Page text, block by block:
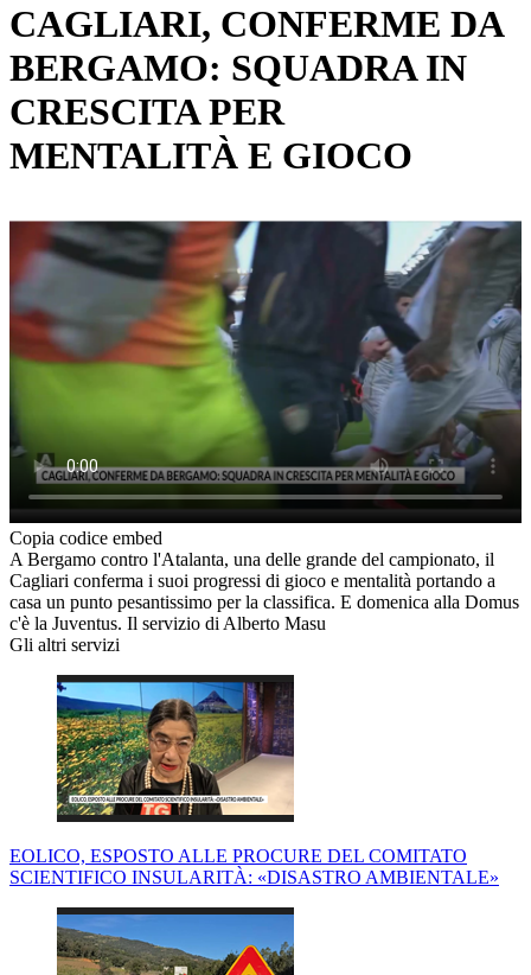
CAGLIARI, CONFERME DA
BERGAMO: SQUADRA IN
CRESCITA PER
MENTALITÀ E GIOCO
Copia codice embed
A Bergamo contro l'Atalanta, una delle grande del campionato, il
Cagliari conferma i suoi progressi di gioco e mentalità portando a
casa un punto pesantissimo per la classifica. E domenica alla Domus
c'è la Juventus. Il servizio di Alberto Masu
Gli altri servizi
EOLICO, ESPOSTO ALLE PROCURE DEL COMITATO
SCIENTIFICO INSULARITÀ: «DISASTRO AMBIENTALE»